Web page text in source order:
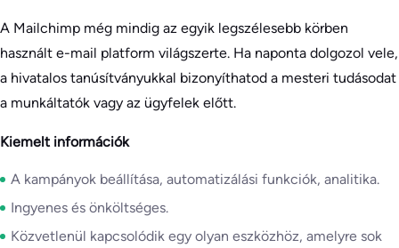
A Mailchimp még mindig az egyik legszélesebb körben
használt e-mail platform világszerte. Ha naponta dolgozol vele,
a hivatalos tanúsítványukkal bizonyíthatod a mesteri tudásodat
a munkáltatók vagy az ügyfelek előtt.
Kiemelt információk
A kampányok beállítása, automatizálási funkciók, analitika.
Ingyenes és önköltséges.
Közvetlenül kapcsolódik egy olyan eszközhöz, amelyre sok